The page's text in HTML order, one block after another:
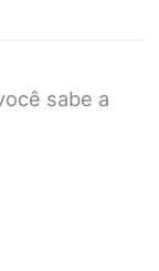
sabe a